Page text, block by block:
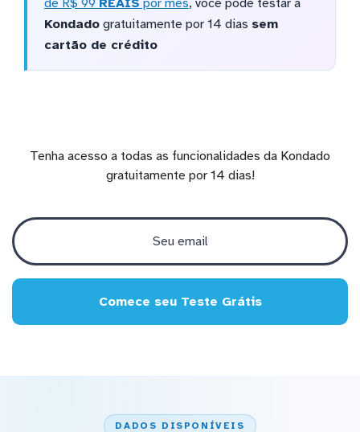
de R$ 99 REAIS por mês, você pode testar a
Kondadogratuitamente por 14 dias sem
cartão de crédito
Tenha acesso a todas as funcionalidades da Kondado
gratuitamente por 14 dias!
Comece seu Teste Grátis
DADOS DISPONÍVEIS